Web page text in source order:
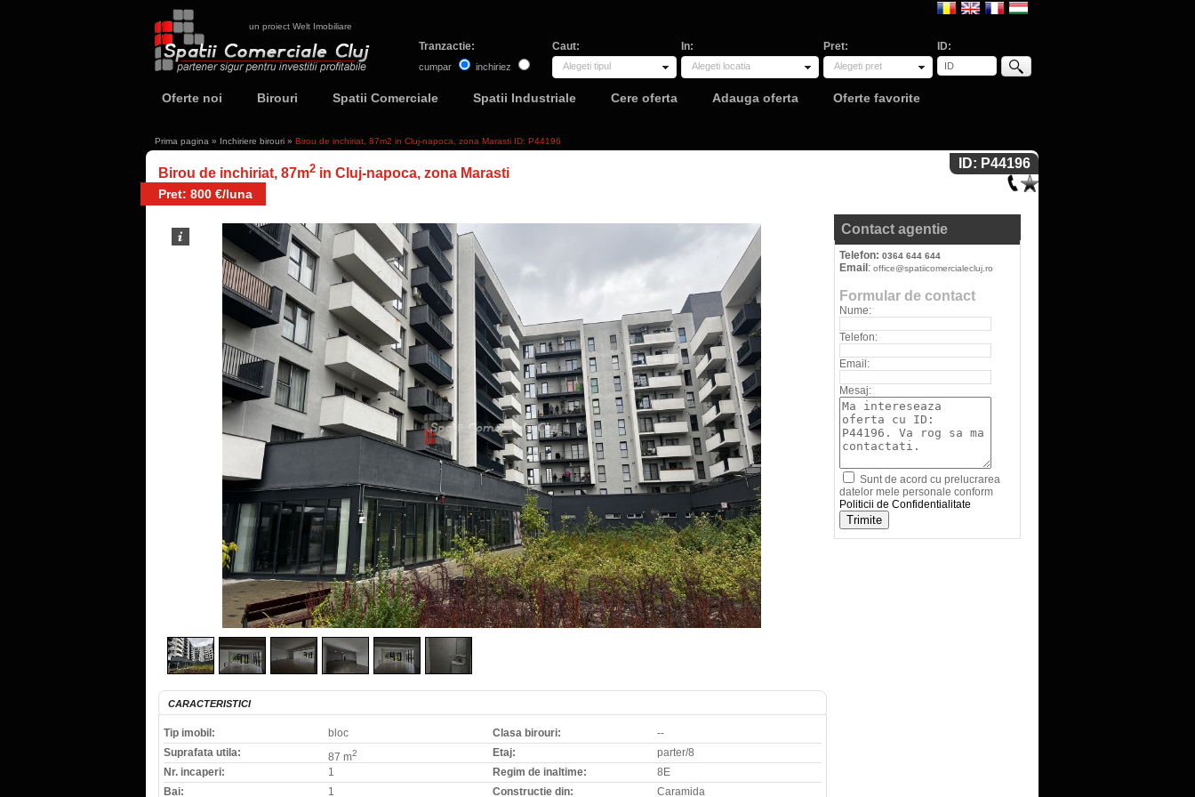
un proiect Welt Imobiliare
Tranzactie:
cumpar inchiriez
Caut:
Alegeti tipul
In:
Alegeti locatia
Pret:
Alegeti pret
ID:
Oferte noi Birouri Spatii Comerciale Spatii Industriale Cere oferta Adauga oferta Oferte favorite
Prima pagina » Inchiriere birouri » Birou de inchiriat, 87m2 in Cluj-napoca, zona Marasti ID: P44196
Birou de inchiriat, 87m2 in Cluj-napoca, zona Marasti
Pret: 800 €/luna
ID: P44196
CARACTERISTICI
Tip imobil:
bloc
Suprafata utila:
87 m2
Nr. incaperi:
1
Bai:
1
Clasa birouri:
--
Etaj:
parter/8
Regim de inaltime:
8E
Constructie din:
Caramida
Contact agentie
Telefon: 0364 644 644
Email : office@spatiicomercialecluj.ro
Formular de contact
Nume:
Telefon:
Email:
Mesaj:
Sunt de acord cu prelucrarea
datelor mele personale conform
Politicii de Confidentialitate